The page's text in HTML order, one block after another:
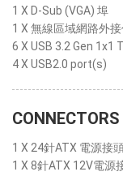
1 X D-Sub (VGA) 埠
1 X 無線區域網路外
6 X USB 3.2 Gen 1x1
4 X USB2.0 port(s)
1 X 24針ATX 電源接
1 X 8針ATX 12V電源